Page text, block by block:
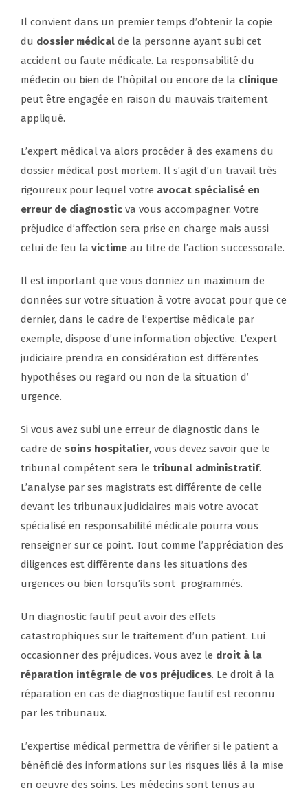
Il convient dans un premier temps d’obtenir la copie
du dossier médical de la personne ayant subi cet
accident ou faute médicale. La responsabilité du
médecin ou bien de l’hôpital ou encore de la clinique
peut être engagée en raison du mauvais traitement
appliqué.
L’expert médical va alors procéder à des examens du
dossier médical post mortem. Il s’agit d’un travail très
rigoureux pour lequel votre avocat spécialisé en
erreur de diagnostic va vous accompagner. Votre
préjudice d’affection sera prise en charge mais aussi
celui de feu la victime au titre de l’action successorale.
Il est important que vous donniez un maximum de
données sur votre situation à votre avocat pour que ce
dernier, dans le cadre de l’expertise médicale par
exemple, dispose d’une information objective. L’expert
judiciaire prendra en considération est différentes
hypothéses ou regard ou non de la situation d’
urgence.
Si vous avez subi une erreur de diagnostic dans le
cadre de soins hospitalier, vous devez savoir que le
tribunal compétent sera le tribunal administratif.
L’analyse par ses magistrats est différente de celle
devant les tribunaux judiciaires mais votre avocat
spécialisé en responsabilité médicale pourra vous
renseigner sur ce point. Tout comme l’appréciation des
diligences est différente dans les situations des
urgences ou bien lorsqu’ils sont programmés.
Un diagnostic fautif peut avoir des effets
catastrophiques sur le traitement d’un patient. Lui
occasionner des préjudices. Vous avez le droit à la
réparation intégrale de vos préjudices. Le droit à la
réparation en cas de diagnostique fautif est reconnu
par les tribunaux.
L’expertise médical permettra de vérifier si le patient a
bénéficié des informations sur les risques liés à la mise
en oeuvre des soins. Les médecins sont tenus au